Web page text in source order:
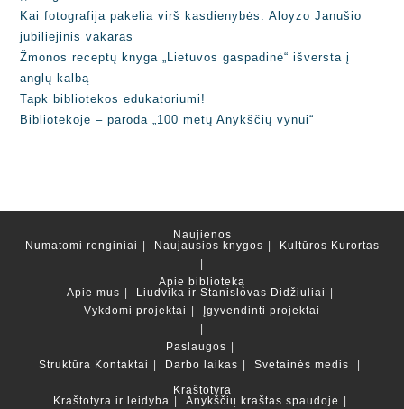
Kai fotografija pakelia virš kasdienybės: Aloyzo Janušio
jubiliejinis vakaras
Žmonos receptų knyga „Lietuvos gaspadinė“ išversta į
anglų kalbą
Tapk bibliotekos edukatoriumi!
Bibliotekoje – paroda „100 metų Anykščių vynui“
Naujienos
Numatomi renginiai
Naujausios knygos Kultūros Kurortas
Apie biblioteką
Apie mus
Liudvika ir Stanislovas Didžiuliai
Vykdomi projektai
Įgyvendinti projektai
Paslaugos
Struktūra Kontaktai Darbo laikas
Svetainės medis
Kraštotyra
Kraštotyra ir leidyba
Anykščių kraštas spaudoje